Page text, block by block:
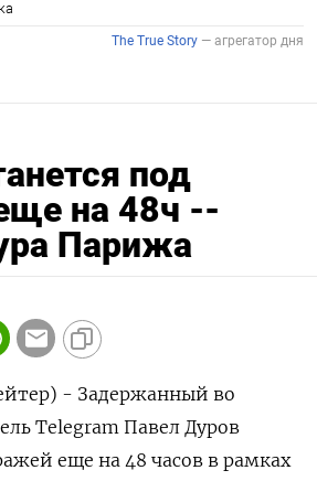
под
на 48ч --
Парижа
- Задержанный во
Telegram Павел Дуров
еще на 48 часов в рамках